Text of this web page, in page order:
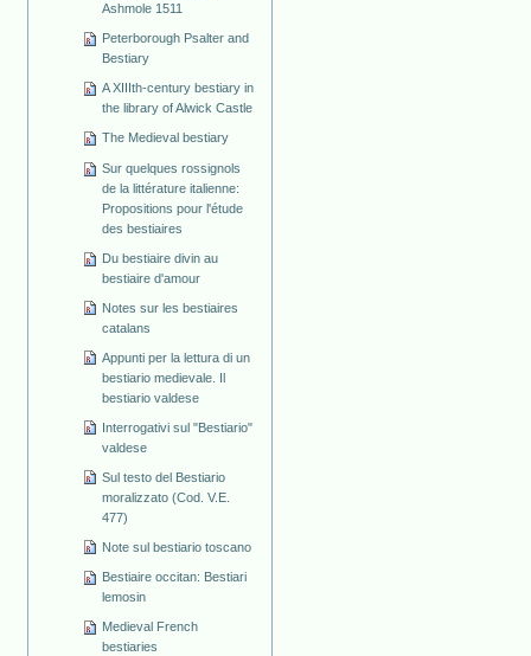
Ashmole 1511
Peterborough Psalter and
Bestiary
A XIIIth-century bestiary in
the library of Alwick Castle
The Medieval bestiary
Sur quelques rossignols
de la littérature italienne:
Propositions pour l'étude
des bestiaires
Du bestiaire divin au
bestiaire d'amour
Notes sur les bestiaires
catalans
Appunti per la lettura di un
bestiario medievale. Il
bestiario valdese
Interrogativi sul "Bestiario"
valdese
Sul testo del Bestiario
moralizzato (Cod. V.E.
477)
Note sul bestiario toscano
Bestiaire occitan: Bestiari
lemosin
Medieval French
bestiaries